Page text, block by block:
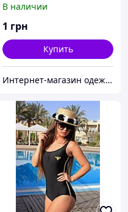
В наличии
1 грн
Купить
Интернет-магазин одежды "Софитрико"